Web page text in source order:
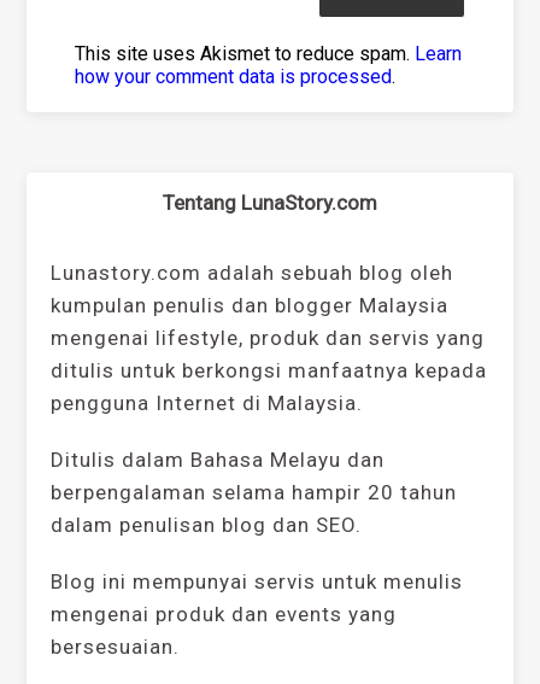
This site uses Akismet to reduce spam. Learn
how your comment data is processed.
Tentang LunaStory.com
Lunastory.com adalah sebuah blog oleh
kumpulan penulis dan blogger Malaysia
mengenai lifestyle, produk dan servis yang
ditulis untuk berkongsi manfaatnya kepada
pengguna Internet di Malaysia.
Ditulis dalam Bahasa Melayu dan
berpengalaman selama hampir 20 tahun
dalam penulisan blog dan SEO.
Blog ini mempunyai servis untuk menulis
mengenai produk dan events yang
bersesuaian.